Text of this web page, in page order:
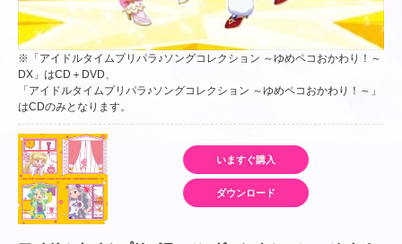
※「アイドルタイムプリパラ♪ソングコレクション ～ゆめペコおかわり！～
DX」はCD＋DVD、
「アイドルタイムプリパラ♪ソングコレクション ～ゆめペコおかわり！～」
はCDのみとなります。
いますぐ購入
ダウンロード